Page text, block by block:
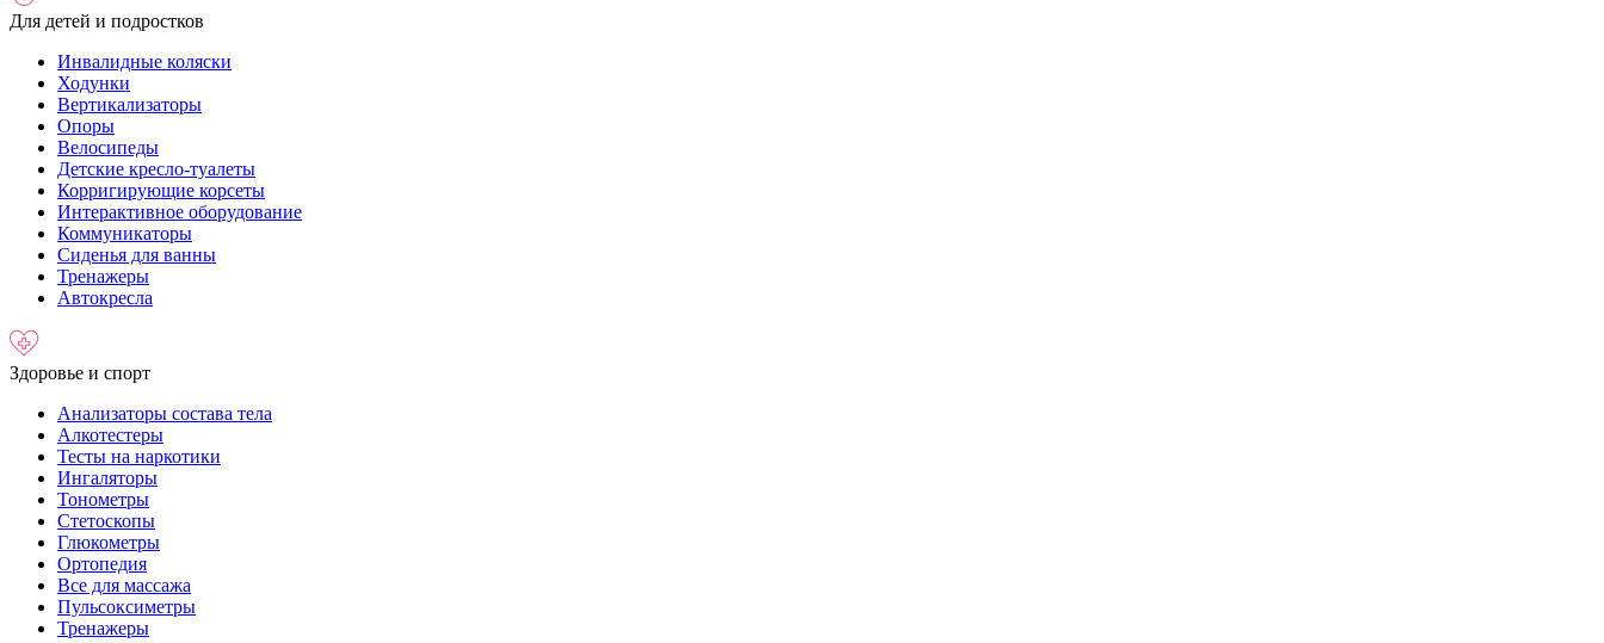
Для детей и подростков
Инвалидные коляски
Ходунки
Вертикализаторы
Опоры
Велосипеды
Детские кресло-туалеты
Корригирующие корсеты
Интерактивное оборудование
Коммуникаторы
Сиденья для ванны
Тренажеры
Автокресла
Здоровье и спорт
Анализаторы состава тела
Алкотестеры
Тесты на наркотики
Ингаляторы
Тонометры
Стетоскопы
Глюкометры
Ортопедия
Все для массажа
Пульсоксиметры
Тренажеры